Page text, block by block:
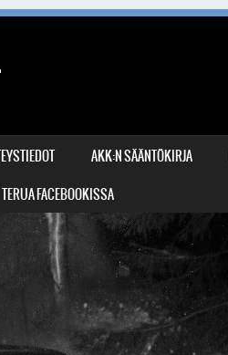
AKK:N SÄÄNTÖKIRJA
TERUA FACEBOOKISSA